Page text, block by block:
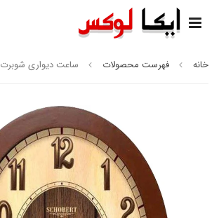
خانه فهرست محصولات ساعت دیواری شوبرت 6105